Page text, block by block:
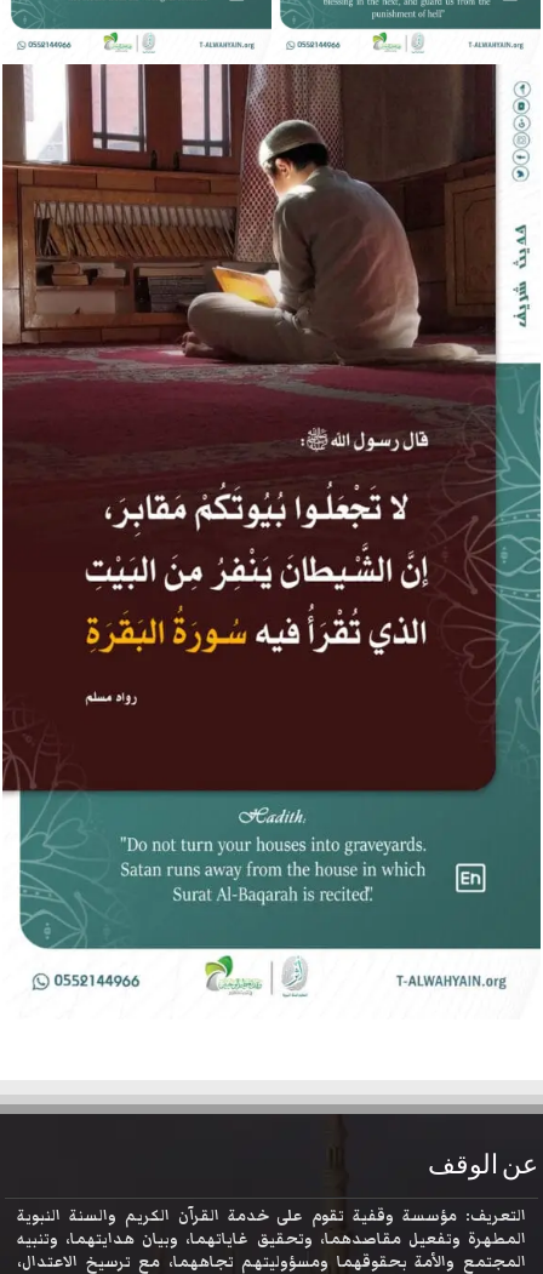
عن الوقف
التعريف: مؤسسة وقفية تقوم على خدمة القرآن الكريم والسنة النبوية
المطهرة وتفعيل مقاصدهما، وتحقيق غاياتهما، وبيان هدايتهما، وتنبيه
المجتمع والأمة بحقوقهما ومسؤوليتهم تجاههما، مع ترسيخ الاعتدال،